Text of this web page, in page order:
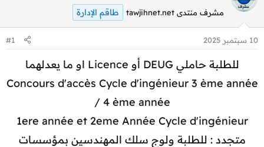
مشرف منتدى tawjihnet.net طاقم الإدارة
10 سبتمبر 2025 #1
للطلبة حاملي DEUG أو Licence او ما يعدلهما
Concours d'accès Cycle d'ingénieur 3 ème année
/ 4 ème année
1ere année et 2eme Année Cycle d'ingénieur
متجدد : للطلبة ولوج سلك المهندسين بمؤسسات